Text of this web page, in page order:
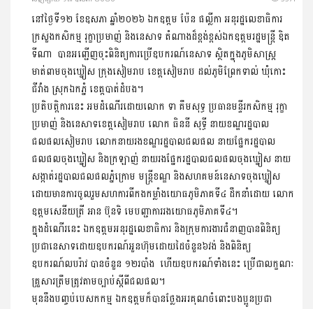
នៅថ្ងៃទី១២ ខែឧសភា ឆ្នាំ២០២៦ ឯកឧត្ដម ប៉ែន ផល្លីកា អនុរដ្ឋលេខាធិការ
ក្រសួងកសិកម្ម រុក្ខាប្រមាញ់ និងនេសាទ តំណាងដ៏ខ្ពង់ខ្ពស់ឯកឧត្ដមរដ្ឋមន្ត្រី ឌិត
ទីណា បានអញ្ជើញចុះពិនិត្យការប្រើឧបករណ៍នេសាទ ស្ថិតក្នុងភូមិសាស្ត្រ
មាត់ពាមចុងឃ្នៀស ក្រុងសៀមរាប ខេត្តសៀមរាប ដល់ភូមិព្រែកទាល់ ឃុំកោះ
ជីវាំង ស្រុកឯកភ្នំ ខេត្តបាត់ដំបង។
ប្រតិបត្តិការនេះ អមដំណើរដោយលោក ទា គឹមសុទ្ធ ប្រធានមន្ទីរកសិកម្ម រុក្ខា
ប្រមាញ់ និងនេសាទខេត្តសៀមរាប លោក ធិននី សុទ្ធី នាយខណ្ឌរដ្ឋបាល
ជលផលសៀមរាប លោកនាយរងខណ្ឌរដ្ឋបាលជលផល នាយផ្នែករដ្ឋបាល
ជលផលចុងឃ្នៀស និងក្រឡាញ់ នាយរងផ្នែករដ្ឋបាលជលផលចុងឃ្នៀស នាយ
សង្កាត់រដ្ឋបាលជលផលភ្នំក្រោម មន្ត្រីខណ្ឌ និងសហគមន៍នេសាទចុងឃ្នៀស
ដោយមានការចូលរួមសហការពីកងកម្លាំងយោធភូមិភាគទី៤ ដឹកនាំដោយ លោក
ឧត្តមសេនីយត្រី អាន ប៊ុនទិ មេបញ្ជាការរងយោធភូមិភាគទី៤។
ក្នុងដំណើរនេះ ឯកឧត្តមអនុរដ្ឋលេខាធិការ និងក្រុមការងារជំនាញបានពិនិត្យ
ប្រជានេសាទដោយឧបករណ៍អួនហ៊ុមដោយដៃចំនួន៦វង់ និងពិនិត្យ
ឧបករណ៍លបរ៉ាវ បានចំនួន ១២របាំង ហើយឧបករណ៍ទាំងនេះ ប្រើជាលក្ខណៈ
គ្រួសារត្រឹមត្រូវតាមច្បាប់ស្តីពីជលផល។
មុននឹងបញ្ចប់បេសកកម្ម ឯកឧត្តមក៏បានថ្លែងអរគុណចំពោះបងប្អូនប្រជា